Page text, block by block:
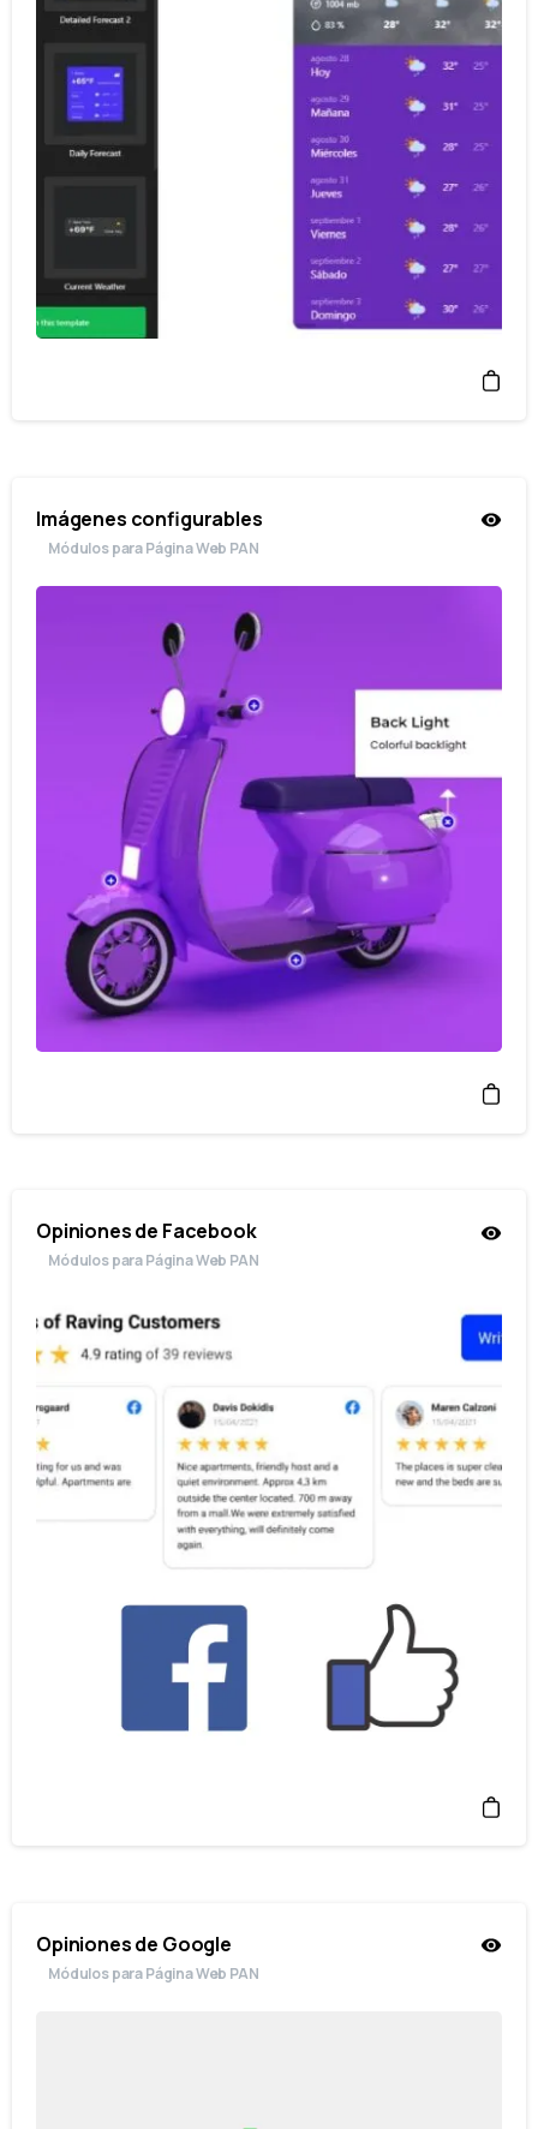
Imágenes configurables
Módulos para Página Web PAN
Opiniones de Facebook
Módulos para Página Web PAN
Opiniones de Google
Módulos para Página Web PAN